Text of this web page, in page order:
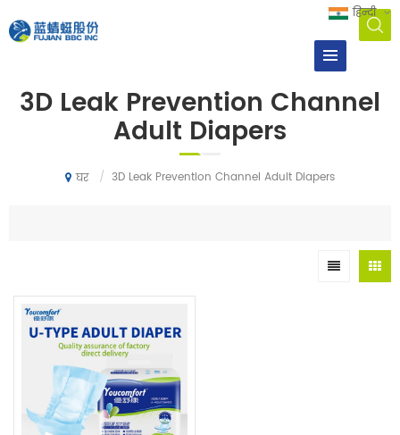
हिन्दी
3D Leak Prevention Channel
Adult Diapers
घर / 3D Leak Prevention Channel Adult Diapers